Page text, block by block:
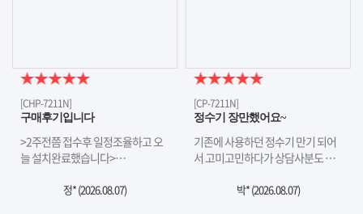
[CHP-7211N]
구매후기입니다
>2주전쯤 접수후 일정조율하고 오
늘 설치완료했습니다>…
정* (2026.08.07)
[CP-7211N]
정수기 장만했어요~
기존에 사용하던 정수기 만기 되어
서 고미고민하다가 상담사분도 …
박* (2026.08.07)